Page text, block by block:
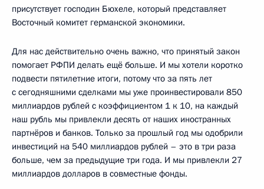
присутствует господин Бюхеле, который представляет
Восточный комитет германской экономики.
Для нас действительно очень важно, что принятый закон
помогает РФПИ делать ещё больше. И мы хотели коротко
подвести пятилетние итоги, потому что за пять лет
с сегодняшними сделками мы уже проинвестировали 850
миллиардов рублей с коэффициентом 1 к 10, на каждый
наш рубль мы привлекли десять от наших иностранных
партнёров и банков. Только за прошлый год мы одобрили
инвестиций на 540 миллиардов рублей – это в три раза
больше, чем за предыдущие три года. И мы привлекли 27
миллиардов долларов в совместные фонды.